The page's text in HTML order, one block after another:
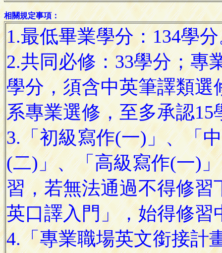
相關規定事項：
1.最低畢業學分：134學
2.共同必修：33學分；專
學分，須含中英筆譯類選
系專業選修，至多承認15
3.「初級寫作(一)」、「
(二)」、「高級寫作(一)
習，若無法通過不得修
英口譯入門」，始得修習
4.「專業職場英文銜接計